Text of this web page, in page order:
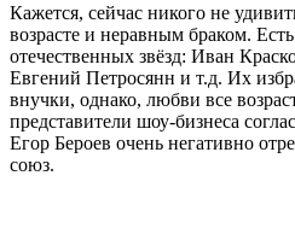
Кажется, сейчас никого не
возрасте и неравным браком.
отечественных звёзд: Иван
Евгений Петросянн и т.д. Их
внучки, однако, любви все
представители шоу-бизнеса
Егор Бероев очень негативно
союз.